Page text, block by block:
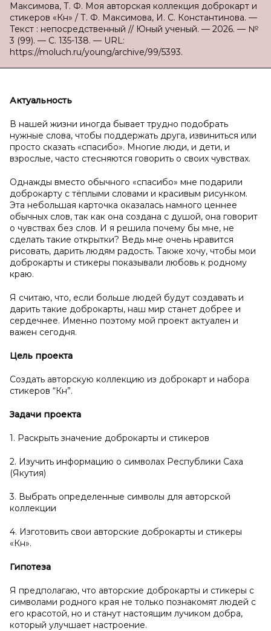
Максимова, Т. Ф. Моя авторская коллекция доброкарт и
стикеров «Күн» / Т. Ф. Максимова, И. С. Константинова. —
Текст : непосредственный // Юный ученый. — 2026. — №
3 (99). — С. 135-138. — URL:
https://moluch.ru/young/archive/99/5393.
Актуальность
В нашей жизни иногда бывает трудно подобрать
нужные слова, чтобы поддержать друга, извиниться или
просто сказать «спасибо». Многие люди, и дети, и
взрослые, часто стесняются говорить о своих чувствах.
Однажды вместо обычного «спасибо» мне подарили
доброкарту с тёплыми словами и красивым рисунком.
Эта небольшая карточка оказалась намного ценнее
обычных слов, так как она создана с душой, она говорит
о чувствах без слов. И я решила почему бы мне, не
сделать такие открытки? Ведь мне очень нравится
рисовать, дарить людям радость. Также хочу, чтобы мои
доброкарты и стикеры показывали любовь к родному
краю.
Я считаю, что, если больше людей будут создавать и
дарить такие доброкарты, наш мир станет добрее и
сердечнее. Именно поэтому мой проект актуален и
важен сегодня.
Цель проекта
Создать авторскую коллекцию из доброкарт и набора
стикеров “Күн”.
Задачи проекта
1. Раскрыть значение доброкарты и стикеров
2. Изучить информацию о символах Республики Саха
(Якутия)
3. Выбрать определенные символы для авторской
коллекции
4. Изготовить свои авторские доброкарты и стикеры
«Күн».
Гипотеза
Я предполагаю, что авторские доброкарты и стикеры с
символами родного края не только познакомят людей с
его красотой, но и станут настоящим лучиком добра,
который улучшает настроение.